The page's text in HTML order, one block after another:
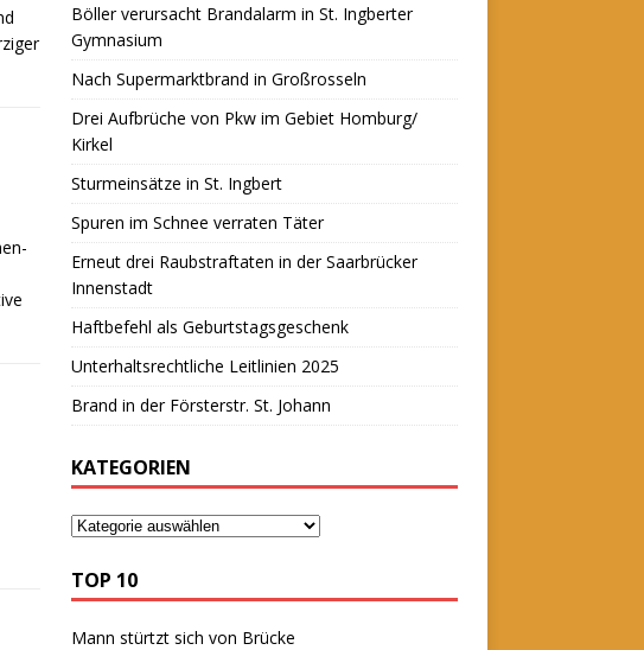
Böller verursacht Brandalarm in St. Ingberter
Gymnasium
Nach Supermarktbrand in Großrosseln
Drei Aufbrüche von Pkw im Gebiet Homburg/
Kirkel
Sturmeinsätze in St. Ingbert
Spuren im Schnee verraten Täter
Erneut drei Raubstraftaten in der Saarbrücker
Innenstadt
Haftbefehl als Geburtstagsgeschenk
Unterhaltsrechtliche Leitlinien 2025
Brand in der Försterstr. St. Johann
KATEGORIEN
TOP 10
Mann stürtzt sich von Brücke